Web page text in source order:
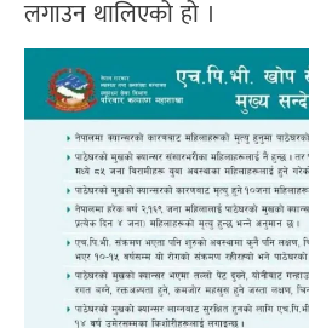
लगाउन थालिएको हो ।